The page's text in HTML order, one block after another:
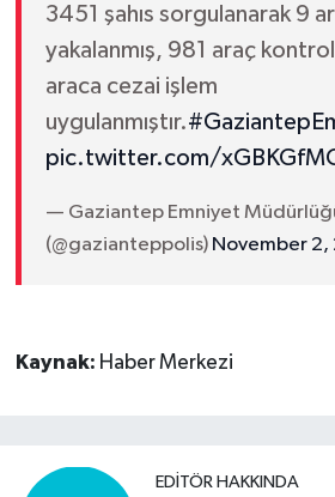
3451 şahıs sorgulanarak 9
yakalanmış, 981 araç
araca cezai işlem
uygulanmıştır.
pic.twitter.com/
— Gaziantep Emniyet
(@gazianteppolis) November 2,
Kaynak: Haber Merkezi
EDITÖR HAKKINDA